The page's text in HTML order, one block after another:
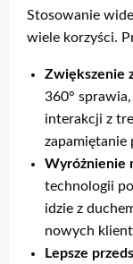
Stosowanie
wiele korzyści.
Zwiększenie
360°
interakcji z
zapamiętanie
Wyróżnienie
technologii
idzie z
nowych
Lepsze